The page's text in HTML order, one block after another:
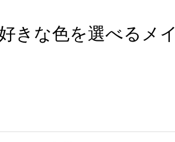
きな色を選べるメイ